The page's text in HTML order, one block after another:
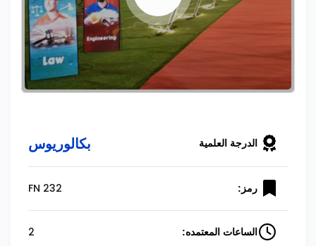
الدرجة العلمية بكالوريوس
رمز: FN 232
الساعات المعتمده: 2